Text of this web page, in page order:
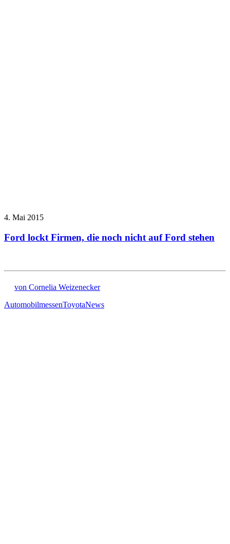
4. Mai 2015
Ford lockt Firmen, die noch nicht auf Ford stehen
von Cornelia Weizenecker
AutomobilmessenToyotaNews